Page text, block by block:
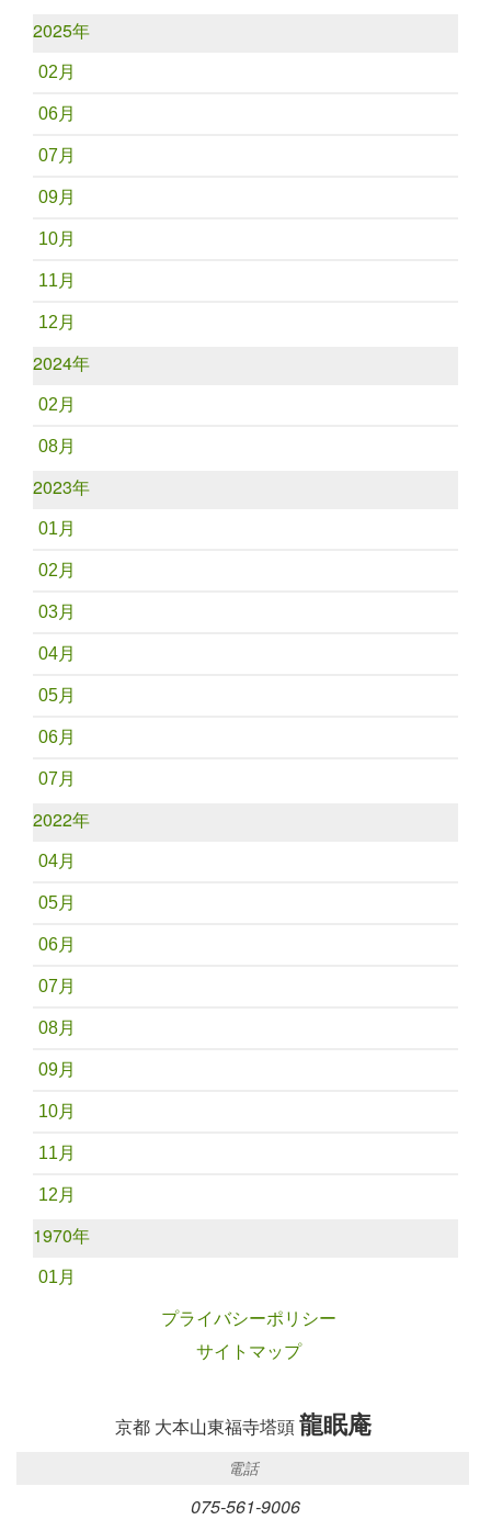
2025年
02月
06月
07月
09月
10月
11月
12月
2024年
02月
08月
2023年
01月
02月
03月
04月
05月
06月
07月
2022年
04月
05月
06月
07月
08月
09月
10月
11月
12月
1970年
01月
プライバシーポリシー
サイトマップ
京都 大本山東福寺塔頭龍眠庵
電話
075-561-9006